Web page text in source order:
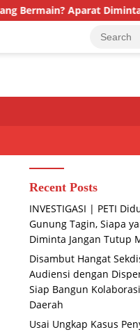
Diminta Jangan
Recent Posts
INVESTIGASI | PETI
Gunung Tagin, Siapa
Diminta Jangan Tutup
Disambut Hangat
Audiensi dengan
Siap Bangun
Daerah
Usai Ungkap Kasus